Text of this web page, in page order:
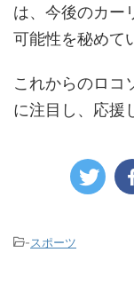
は、今後のカー
可能性を秘めて
これからのロコ
に注目し、応援
-スポーツ